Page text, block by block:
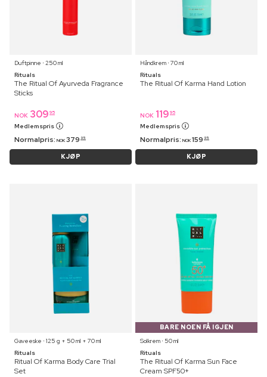
Duftpinne ⋅ 250 ml
Rituals
The Ritual Of Ayurveda Fragrance
Sticks
NOK 309 95
Medlemspris
Normalpris: NOK 379 95
KJØP
Håndkrem ⋅ 70 ml
Rituals
The Ritual Of Karma Hand Lotion
NOK 119 95
Medlemspris
Normalpris: NOK 159 95
KJØP
Gaveeske ⋅ 125 g + 50 ml + 70 ml
Rituals
Ritual Of Karma Body Care Trial
Set
BARE NOEN FÅ IGJEN
Solkrem ⋅ 50 ml
Rituals
The Ritual Of Karma Sun Face
Cream SPF50+